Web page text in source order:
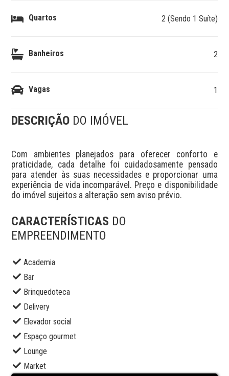
Quartos 2 (Sendo 1 Suíte)
Banheiros 2
Vagas 1
DESCRIÇÃO DO IMÓVEL
Com ambientes planejados para oferecer conforto e
praticidade, cada detalhe foi cuidadosamente pensado
para atender às suas necessidades e proporcionar uma
experiência de vida incomparável. Preço e disponibilidade
do imóvel sujeitos a alteração sem aviso prévio.
CARACTERÍSTICAS DO
EMPREENDIMENTO
Academia
Bar
Brinquedoteca
Delivery
Elevador social
Espaço gourmet
Lounge
Market